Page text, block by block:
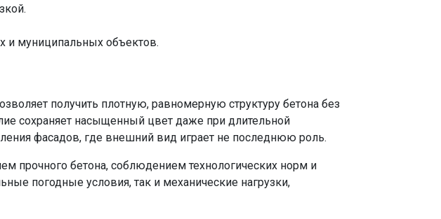
и муниципальных объектов.
получить плотную, равномерную структуру бетона без
сохраняет насыщенный цвет даже при длительной
фасадов, где внешний вид играет не последнюю роль.
прочного бетона, соблюдением технологических норм и
погодные условия, так и механические нагрузки,